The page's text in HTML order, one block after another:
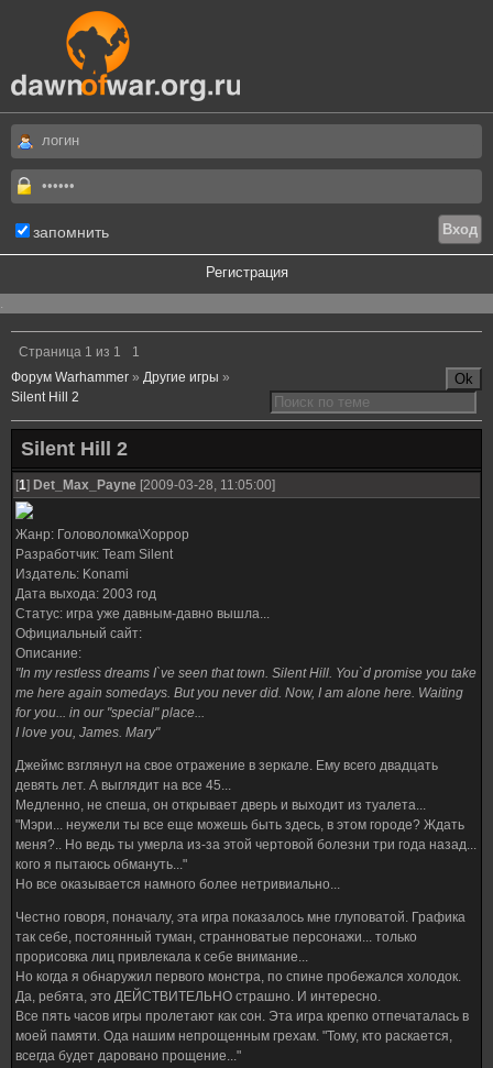
запомнить
Регистрация
.
Страница 1 из 1
1
Форум Warhammer » Другие игры »
Silent Hill 2
Silent Hill 2
[1] Det_Max_Payne [2009-03-28, 11:05:00]
Жанр: Головоломка\Хоррор
Разработчик: Team Silent
Издатель: Konami
Дата выхода: 2003 год
Статус: игра уже давным-давно вышла...
Официальный сайт:
Описание:
"In my restless dreams I`ve seen that town. Silent Hill. You`d promise you take
me here again somedays. But you never did. Now, I am alone here. Waiting
for you... in our "special" place...
I love you, James. Mary"
Джеймс взглянул на свое отражение в зеркале. Ему всего двадцать
девять лет. А выглядит на все 45...
Медленно, не спеша, он открывает дверь и выходит из туалета...
"Мэри... неужели ты все еще можешь быть здесь, в этом городе? Ждать
меня?.. Но ведь ты умерла из-за этой чертовой болезни три года назад...
кого я пытаюсь обмануть..."
Но все оказывается намного более нетривиально...
Честно говоря, поначалу, эта игра показалось мне глуповатой. Графика
так себе, постоянный туман, странноватые персонажи... только
прорисовка лиц привлекала к себе внимание...
Но когда я обнаружил первого монстра, по спине пробежался холодок.
Да, ребята, это ДЕЙСТВИТЕЛЬНО страшно. И интересно.
Все пять часов игры пролетают как сон. Эта игра крепко отпечаталась в
моей памяти. Ода нашим непрощенным грехам. "Тому, кто раскается,
всегда будет даровано прощение..."